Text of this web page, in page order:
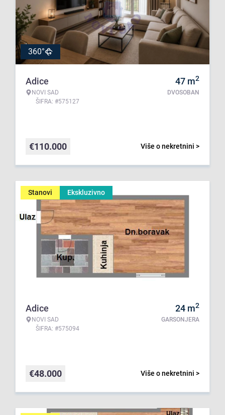
360°
Adice
NOVI SAD
ŠIFRA: #575127
47 m2
DVOSOBAN
Više o nekretnini >
€110.000
Stanovi Ekskluzivno
Adice
NOVI SAD
ŠIFRA: #575094
24 m2
GARSONJERA
Više o nekretnini >
€48.000